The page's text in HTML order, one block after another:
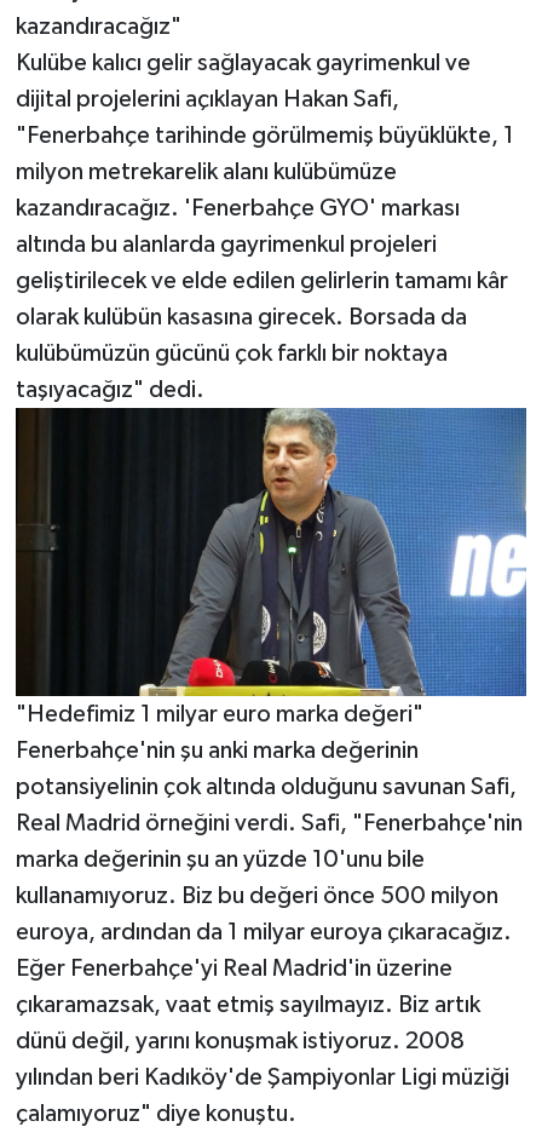
kazandıracağız"
Kulübe kalıcı gelir sağlayacak gayrimenkul ve
dijital projelerini açıklayan Hakan Safi,
"Fenerbahçe tarihinde görülmemiş büyüklükte, 1
milyon metrekarelik alanı kulübümüze
kazandıracağız. 'Fenerbahçe GYO' markası
altında bu alanlarda gayrimenkul projeleri
geliştirilecek ve elde edilen gelirlerin tamamı kâr
olarak kulübün kasasına girecek. Borsada da
kulübümüzün gücünü çok farklı bir noktaya
taşıyacağız" dedi.
"Hedefimiz 1 milyar euro marka değeri"
Fenerbahçe'nin şu anki marka değerinin
potansiyelinin çok altında olduğunu savunan Safi,
Real Madrid örneğini verdi. Safi, "Fenerbahçe'nin
marka değerinin şu an yüzde 10'unu bile
kullanamıyoruz. Biz bu değeri önce 500 milyon
euroya, ardından da 1 milyar euroya çıkaracağız.
Eğer Fenerbahçe'yi Real Madrid'in üzerine
çıkaramazsak, vaat etmiş sayılmayız. Biz artık
dünü değil, yarını konuşmak istiyoruz. 2008
yılından beri Kadıköy'de Şampiyonlar Ligi müziği
çalamıyoruz" diye konuştu.